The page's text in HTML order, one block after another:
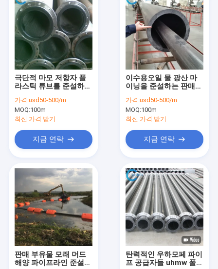
제품
비디오
VR 쇼
우리 에 관한 것
극단적 마모 저항자 플
라스틱 튜브를 준설하는
닥 파기 마이닝
UHMWPE 파이프
가격:usd50-500/m
MOQ:100m
최신 가격 받기
지금 연락
이수용오일 물 광산 마
이닝을 준설하는 판매
한 흡수 준설관
가격:usd50-500/m
MOQ:100m
최신 가격 받기
지금 연락
판매 부유물 모래 머드
해양 파이프라인 준설기
탄력적인 우하모페 파이
프 공급자들 uhmw 폴리